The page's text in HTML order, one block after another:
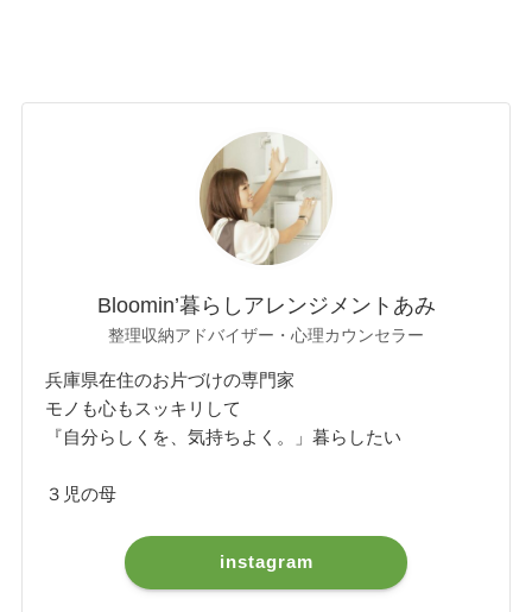
Bloomin’暮らしアレンジメントあみ
整理収納アドバイザー・心理カウンセラー
兵庫県在住のお片づけの専門家
モノも心もスッキリして
『自分らしくを、気持ちよく。」暮らしたい
３児の母
instagram